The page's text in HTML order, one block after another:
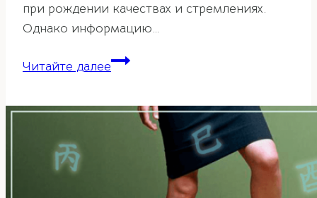
при рождении качествах и стремлениях.
Однако информацию…
Читайте далееСтолпы
карте